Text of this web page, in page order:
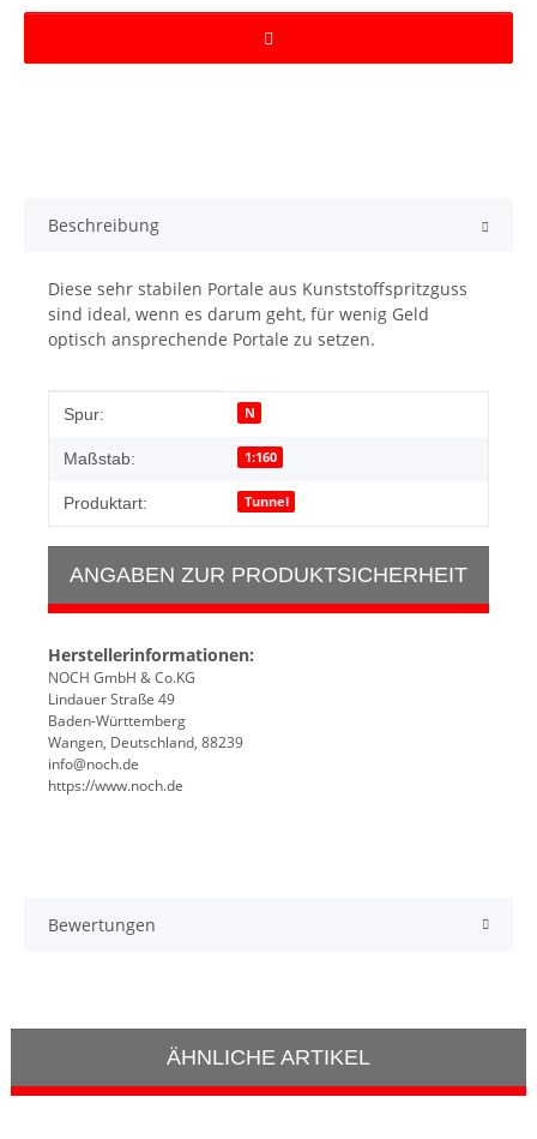
Beschreibung
Diese sehr stabilen Portale aus Kunststoffspritzguss
sind ideal, wenn es darum geht, für wenig Geld
optisch ansprechende Portale zu setzen.
Produkteigenschaft
Wert
Spur: N
Maßstab: 1:160
Produktart: Tunnel
ANGABEN ZUR PRODUKTSICHERHEIT
Herstellerinformationen:
NOCH GmbH & Co.KG
Lindauer Straße 49
Baden-Württemberg
Wangen, Deutschland, 88239
info@noch.de
https://www.noch.de
Bewertungen
ÄHNLICHE ARTIKEL